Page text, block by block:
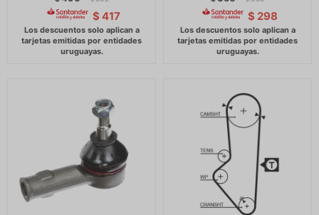
$ 417 $ 298